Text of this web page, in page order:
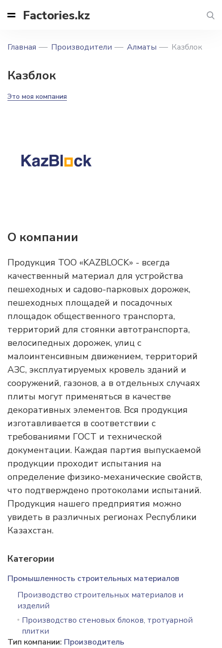
Factories.kz
Главная Производители Алматы Казблок
Казблок
Это моя компания
О компании
Продукция ТОО «KAZBLOCK» - всегда
качественный материал для устройства
пешеходных и садово-парковых дорожек,
пешеходных площадей и посадочных
площадок общественного транспорта,
территорий для стоянки автотранспорта,
велосипедных дорожек, улиц с
малоинтенсивным движением, территорий
АЗС, эксплуатируемых кровель зданий и
сооружений, газонов, а в отдельных случаях
плиты могут применяться в качестве
декоративных элементов. Вся продукция
изготавливается в соответствии с
требованиями ГОСТ и технической
документации. Каждая партия выпускаемой
продукции проходит испытания на
определение физико-механические свойств,
что подтверждено протоколами испытаний.
Продукция нашего предприятия можно
увидеть в различных регионах Республики
Казахстан.
Категории
Промышленность строительных материалов
Производство строительных материалов и
изделий
Производство стеновых блоков, тротуарной
плитки
Тип компании: Производитель